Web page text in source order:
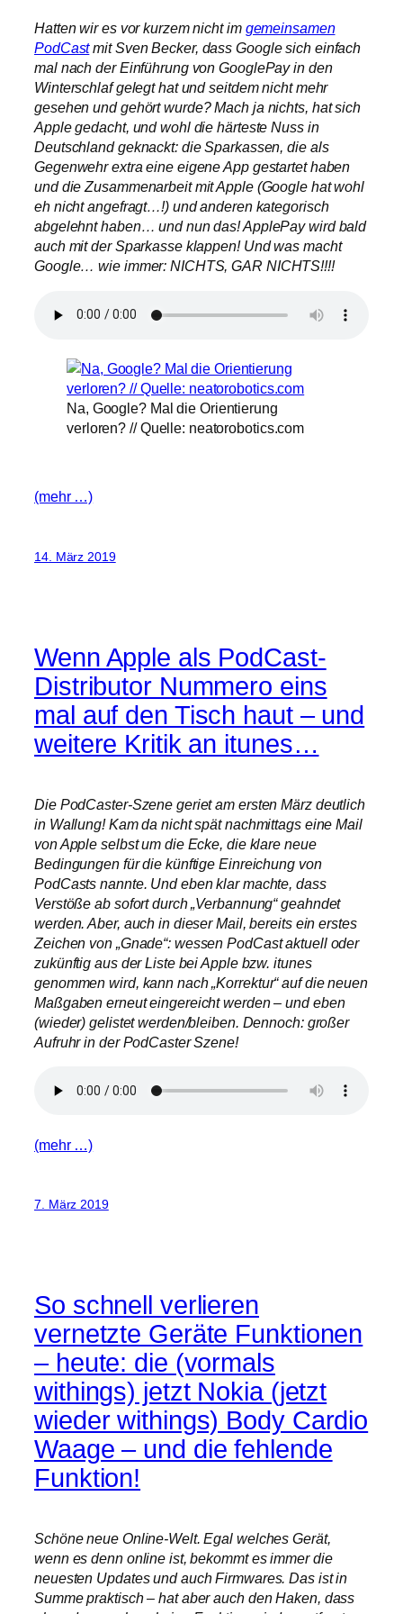
Hatten wir es vor kurzem nicht im gemeinsamen
PodCastmit Sven Becker, dass Google sich einfach
mal nach der Einführung von GooglePay in den
Winterschlaf gelegt hat und seitdem nicht mehr
gesehen und gehört wurde? Mach ja nichts, hat sich
Apple gedacht, und wohl die härteste Nuss in
Deutschland geknackt: die Sparkassen, die als
Gegenwehr extra eine eigene App gestartet haben
und die Zusammenarbeit mit Apple (Google hat wohl
eh nicht angefragt…!) und anderen kategorisch
abgelehnt haben… und nun das! ApplePay wird bald
auch mit der Sparkasse klappen! Und was macht
Google… wie immer: NICHTS, GAR NICHTS!!!!
Na, Google? Mal die Orientierung
verloren? // Quelle: neatorobotics.com
(mehr …)
14. März 2019
Wenn Apple als PodCast-
Distributor Nummero eins
mal auf den Tisch haut – und
weitere Kritik an itunes…
Die PodCaster-Szene geriet am ersten März deutlich
in Wallung! Kam da nicht spät nachmittags eine Mail
von Apple selbst um die Ecke, die klare neue
Bedingungen für die künftige Einreichung von
PodCasts nannte. Und eben klar machte, dass
Verstöße ab sofort durch „Verbannung“ geahndet
werden. Aber, auch in dieser Mail, bereits ein erstes
Zeichen von „Gnade“: wessen PodCast aktuell oder
zukünftig aus der Liste bei Apple bzw. itunes
genommen wird, kann nach „Korrektur“ auf die neuen
Maßgaben erneut eingereicht werden – und eben
(wieder) gelistet werden/bleiben. Dennoch: großer
Aufruhr in der PodCaster Szene!
(mehr …)
7. März 2019
So schnell verlieren
vernetzte Geräte Funktionen
– heute: die (vormals
withings) jetzt Nokia (jetzt
wieder withings) Body Cardio
Waage – und die fehlende
Funktion!
Schöne neue Online-Welt. Egal welches Gerät,
wenn es denn online ist, bekommt es immer die
neuesten Updates und auch Firmwares. Das ist in
Summe praktisch – hat aber auch den Haken, dass